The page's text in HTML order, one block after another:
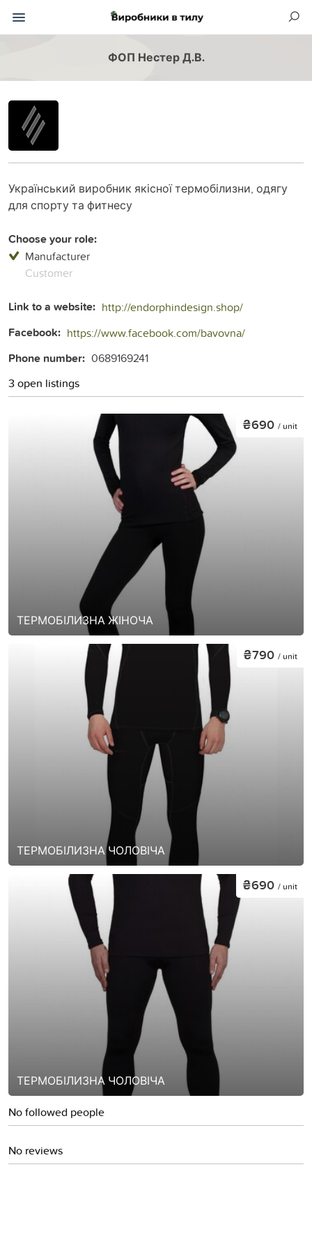
ФОП Нестер Д.В.
Український виробник якісної термобілизни, одягу
для спорту та фитнесу
Choose your role:
Manufacturer
Customer
Link to a website: http://endorphindesign.shop/
Facebook: https://www.facebook.com/bavovna/
Phone number: 0689169241
3 open listings
ТЕРМОБІЛИЗНА ЖІНОЧА
₴690 / unit
ТЕРМОБІЛИЗНА ЧОЛОВІЧА
₴790 / unit
ТЕРМОБІЛИЗНА ЧОЛОВІЧА
₴690 / unit
No followed people
No reviews